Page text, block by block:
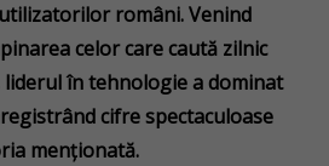
români. Venind
celor care caută zilnic
în tehnologie a dominat
cifre spectaculoase
menționată.